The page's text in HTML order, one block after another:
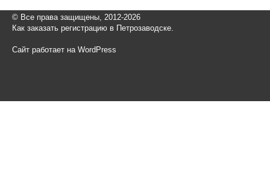
© Все права защищены, 2012-2026
Как заказать регистрацию в Петрозаводске.
Сайт работает на WordPress